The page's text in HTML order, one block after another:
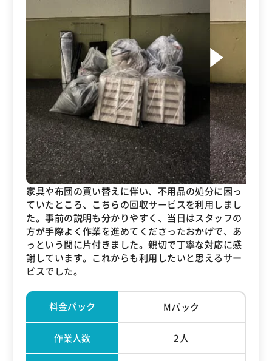
家具や布団の買い替えに伴い、不用品の処分に困っ
ていたところ、こちらの回収サービスを利用しまし
た。事前の説明も分かりやすく、当日はスタッフの
方が手際よく作業を進めてくださったおかげで、あ
っという間に片付きました。親切で丁寧な対応に感
謝しています。これからも利用したいと思えるサー
ビスでした。
料金パック Mパック
作業人数 2人